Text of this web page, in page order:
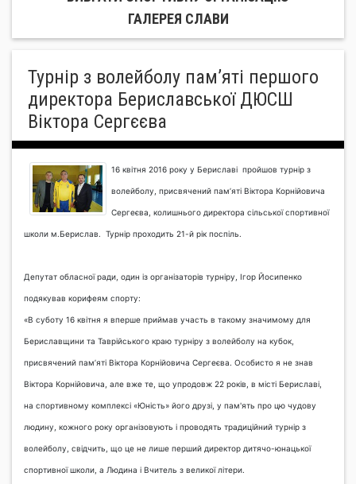
ГАЛЕРЕЯ СЛАВИ
Турнір з волейболу пам’яті першого
директора Бериславської ДЮСШ
Віктора Сергєєва
16 квітня 2016 року у Бериславі пройшов турнір з
волейболу, присвячений пам’яті Віктора Корнійовича
Сергеєва, колишнього директора сільської спортивної
школи м.Берислав. Турнір проходить 21-й рік поспіль.
Депутат обласної ради, один із організаторів турніру, Ігор Йосипенко
подякував корифеям спорту:
«В суботу 16 квітня я вперше приймав участь в такому значимому для
Бериславщини та Таврійського краю турніру з волейболу на кубок,
присвячений пам’яті Віктора Корнійовича Сергеєва. Особисто я не знав
Віктора Корнійовича, але вже те, що упродовж 22 років, в місті Бериславі,
на спортивному комплексі «Юність» його друзі, у пам'ять про цю чудову
людину, кожного року організовують і проводять традиційний турнір з
волейболу, свідчить, що це не лише перший директор дитячо-юнацької
спортивної школи, а Людина і Вчитель з великої літери.